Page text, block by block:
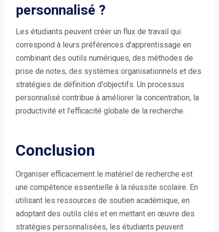
personnalisé ?
Les étudiants peuvent créer un flux de travail qui
correspond à leurs préférences d'apprentissage en
combinant des outils numériques, des méthodes de
prise de notes, des systèmes organisationnels et des
stratégies de définition d'objectifs. Un processus
personnalisé contribue à améliorer la concentration, la
productivité et l’efficacité globale de la recherche.
Conclusion
Organiser efficacement le matériel de recherche est
une compétence essentielle à la réussite scolaire. En
utilisant les ressources de soutien académique, en
adoptant des outils clés et en mettant en œuvre des
stratégies personnalisées, les étudiants peuvent